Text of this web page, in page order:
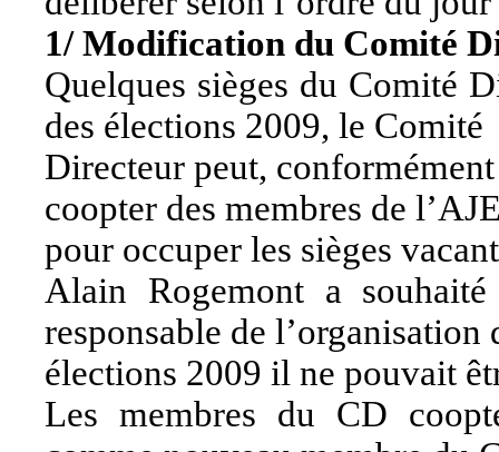
1/ Modification du Comité
Quelques sièges du Comité
des élections 2009, le Comité
Directeur peut,
coopter des membres de
pour occuper les sièges
Alain Rogemont a
responsable de l’organisation
élections 2009 il ne pouvait
Les membres du CD